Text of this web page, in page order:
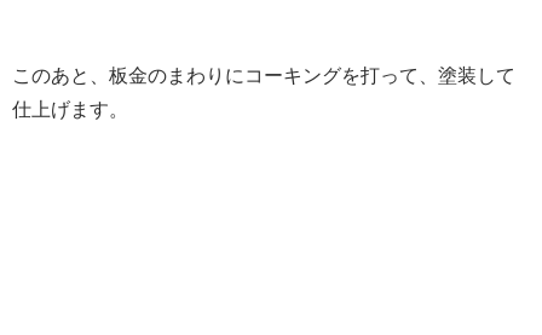
このあと、板金のまわりにコーキングを打って、塗装して
仕上げます。